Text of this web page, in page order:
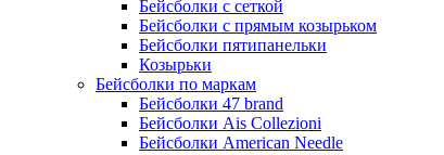
Бейсболки с сеткой
Бейсболки с прямым козырьком
Бейсболки пятипанельки
Козырьки
Бейсболки по маркам
Бейсболки 47 brand
Бейсболки Ais Collezioni
Бейсболки American Needle